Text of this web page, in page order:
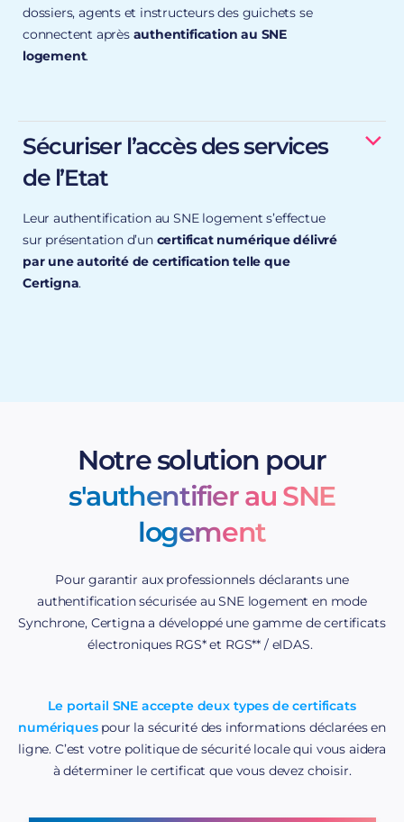
https://sne.logement.gouv.fr
dossiers, agents et instructeurs des guichets se
connectent après authentification au SNE
logement.
bailleurs sociaux,
gestionnaires territoriaux et collectivités territoriales
(ou Établissement Public de Coopération
Intercommunale),
services de l’État référents.
Sécuriser l’accès des services
de l’Etat
Leur authentification au SNE logement s’effectue
sur présentation d’un certificat numérique délivré
par une autorité de certification telle que
Certigna.
Notre solution pour
s'authentifier au SNE
logement
Pour garantir aux professionnels déclarants une
authentification sécurisée au SNE logement en mode
Synchrone, Certigna a développé une gamme de certificats
électroniques RGS* et RGS** / eIDAS.
Le portail SNE accepte deux types de certificats
numériquespour la sécurité des informations déclarées en
ligne. C’est votre politique de sécurité locale qui vous aidera
à déterminer le certificat que vous devez choisir.